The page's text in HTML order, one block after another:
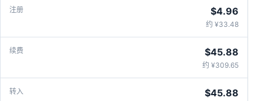
$4.96
约 ¥33.48
$45.88
约 ¥309.65
$45.88